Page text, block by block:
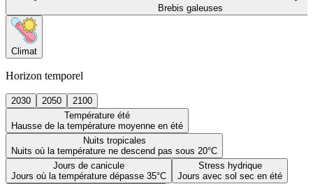
Brebis galeuses
Climat
Horizon temporel
2030 2050
2100
Température été
Hausse de la température moyenne en été
Nuits tropicales
Nuits où la température ne descend pas sous 20°C
Jours de canicule
Jours où la température dépasse 35°C
Stress hydrique
Jours avec sol sec en été